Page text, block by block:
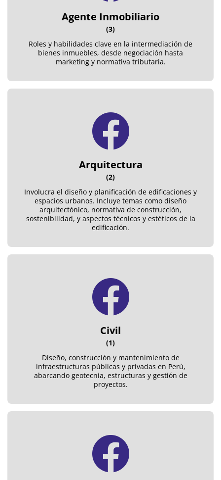
Agente Inmobiliario
(3)
Roles y habilidades clave en la intermediación de
bienes inmuebles, desde negociación hasta
marketing y normativa tributaria.
Arquitectura
(2)
Involucra el diseño y planificación de edificaciones y
espacios urbanos. Incluye temas como diseño
arquitectónico, normativa de construcción,
sostenibilidad, y aspectos técnicos y estéticos de la
edificación.
Civil
(1)
Diseño, construcción y mantenimiento de
infraestructuras públicas y privadas en Perú,
abarcando geotecnia, estructuras y gestión de
proyectos.